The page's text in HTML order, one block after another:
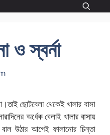
ও স্বর্না
ছোটবেলা থেকেই খালার বাসা
অর্ধেক বেলাই খালার বাসায়
উঠার আগেই ফালানোর চিন্তা